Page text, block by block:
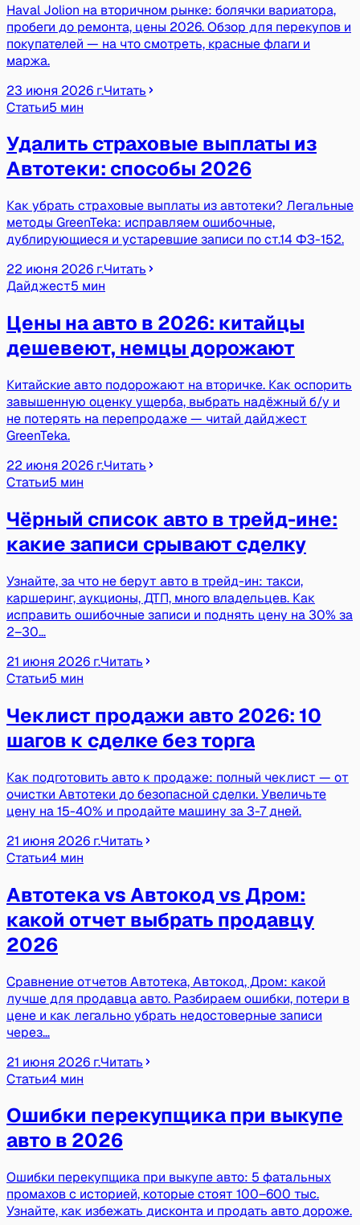
Haval Jolion на вторичном рынке: болячки вариатора,
пробеги до ремонта, цены 2026. Обзор для перекупов и
покупателей — на что смотреть, красные флаги и
маржа.
23 июня 2026 г.Читать
Статьи5 мин
Удалить страховые выплаты из
Автотеки: способы 2026
Как убрать страховые выплаты из автотеки? Легальные
методы GreenTeka: исправляем ошибочные,
дублирующиеся и устаревшие записи по ст.14 ФЗ-152.
22 июня 2026 г.Читать
Дайджест5 мин
Цены на авто в 2026: китайцы
дешевеют, немцы дорожают
Китайские авто подорожают на вторичке. Как оспорить
завышенную оценку ущерба, выбрать надёжный б/у и
не потерять на перепродаже — читай дайджест
GreenTeka.
22 июня 2026 г.Читать
Статьи5 мин
Чёрный список авто в трейд-ине:
какие записи срывают сделку
Узнайте, за что не берут авто в трейд-ин: такси,
каршеринг, аукционы, ДТП, много владельцев. Как
исправить ошибочные записи и поднять цену на 30% за
2–30…
21 июня 2026 г.Читать
Статьи5 мин
Чеклист продажи авто 2026: 10
шагов к сделке без торга
Как подготовить авто к продаже: полный чеклист — от
очистки Автотеки до безопасной сделки. Увеличьте
цену на 15-40% и продайте машину за 3-7 дней.
21 июня 2026 г.Читать
Статьи4 мин
Автотека vs Автокод vs Дром:
какой отчет выбрать продавцу
2026
Сравнение отчетов Автотека, Автокод, Дром: какой
лучше для продавца авто. Разбираем ошибки, потери в
цене и как легально убрать недостоверные записи
через…
21 июня 2026 г.Читать
Статьи4 мин
Ошибки перекупщика при выкупе
авто в 2026
Ошибки перекупщика при выкупе авто: 5 фатальных
промахов с историей, которые стоят 100–600 тыс.
Узнайте, как избежать дисконта и продать авто дороже.